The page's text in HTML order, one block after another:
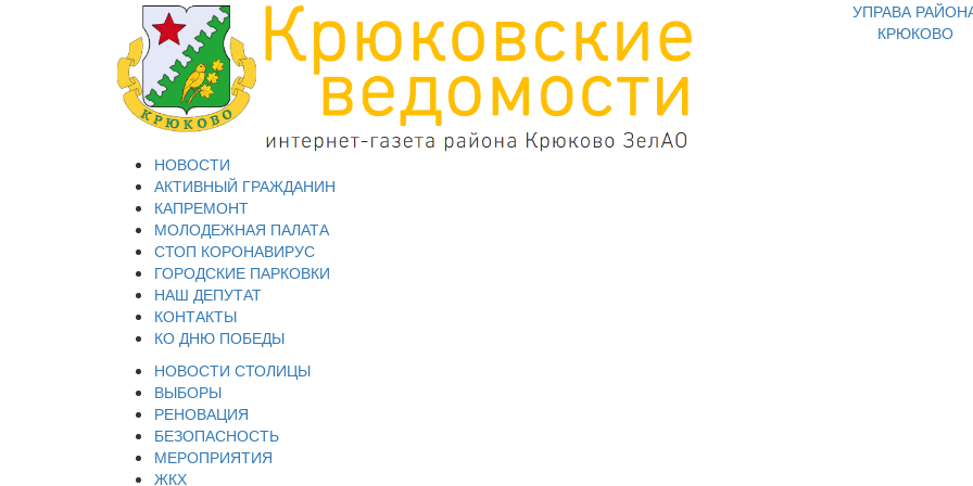
УПРАВА
КРЮКОВО
НОВОСТИ
АКТИВНЫЙ ГРАЖДАНИН
КАПРЕМОНТ
МОЛОДЕЖНАЯ ПАЛАТА
СТОП КОРОНАВИРУС
ГОРОДСКИЕ ПАРКОВКИ
НАШ ДЕПУТАТ
КОНТАКТЫ
КО ДНЮ ПОБЕДЫ
НОВОСТИ СТОЛИЦЫ
ВЫБОРЫ
РЕНОВАЦИЯ
БЕЗОПАСНОСТЬ
МЕРОПРИЯТИЯ
ЖКХ